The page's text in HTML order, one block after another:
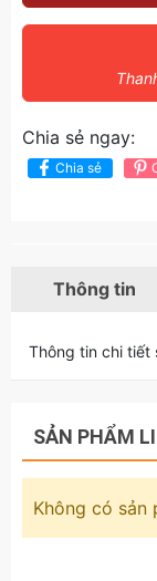
Chia sẻ ngay:
Chia sẻ
Thông tin
Thông tin chi tiết
SẢN PHẨM
Không có sản